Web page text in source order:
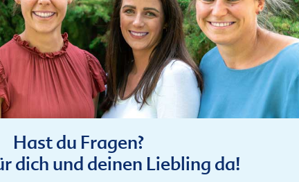
Hast du Fragen?
dich und deinen Liebling da!